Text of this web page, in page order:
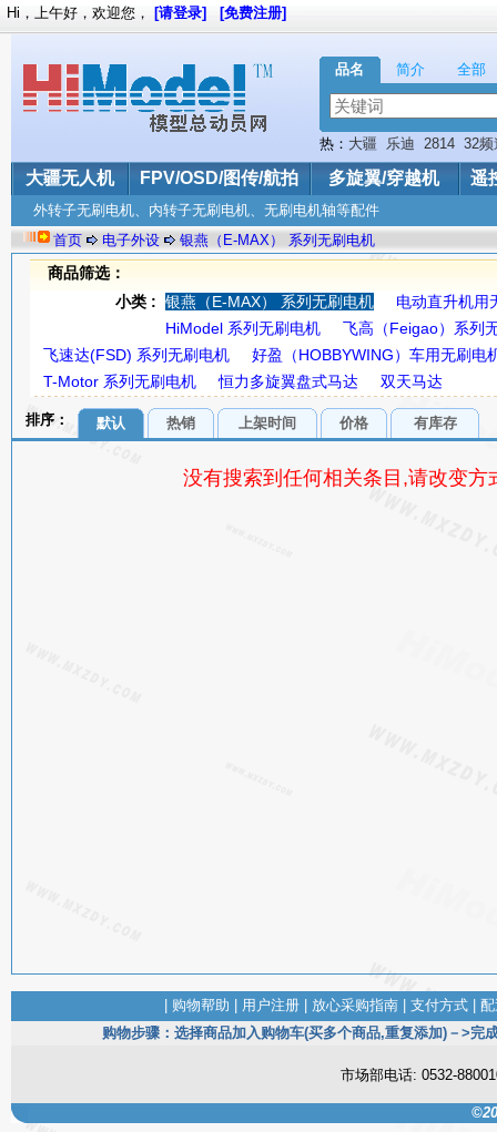
品名 简介 全部
热： 大疆 乐迪 2814 32频
G.T.Power 800mAh
大疆无人机 FPV/OSD/图传/航拍 多旋翼/穿越机 遥
Hi，上午好，欢迎您， [请登录] [免费注册]
外转子无刷电机、内转子无刷电机、无刷电机轴等配件
首页
电子外设 银燕（E-MAX） 系列无刷电机
商品筛选：
小类 : 银燕（E-MAX） 系列无刷电机
电动直升机用
HiModel 系列无刷电机
飞高（Feigao）系列
飞速达(FSD) 系列无刷电机
好盈（HOBBYWING）车用无刷电
T-Motor 系列无刷电机
恒力多旋翼盘式马达 双天马达
排序： 默认 热销 上架时间 价格 有库存
没有搜索到任何相关条目,请改变方
购物帮助 用户注册 放心采购指南 支付方式
购物步骤：选择商品加入购物车(买多个商品,重复添加)－>
市场部电话: 0532-